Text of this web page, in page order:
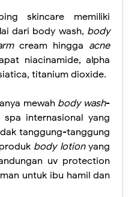
skincare memiliki
dari body wash, body
cream hingga acne
niacinamide, alpha
titanium dioxide.
mewah body wash-
spa internasional yang
tanggung-tanggung
body lotionyang
uv protection
untuk ibu hamil dan